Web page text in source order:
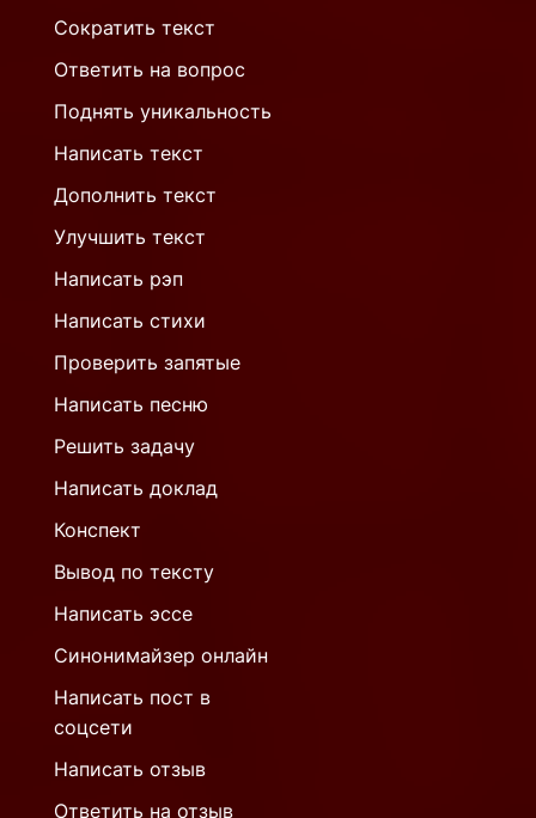
Сократить текст
Ответить на вопрос
Поднять уникальность
Написать текст
Дополнить текст
Улучшить текст
Написать рэп
Написать стихи
Проверить запятые
Написать песню
Решить задачу
Написать доклад
Конспект
Вывод по тексту
Написать эссе
Синонимайзер онлайн
Написать пост в
соцсети
Написать отзыв
Ответить на отзыв